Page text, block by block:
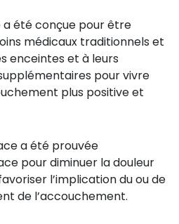
été conçue pour être
médicaux traditionnels et
enceintes et à leurs
pour vivre
plus positive et
a été prouvée
pour diminuer la douleur
l’implication du ou de
de l’accouchement.